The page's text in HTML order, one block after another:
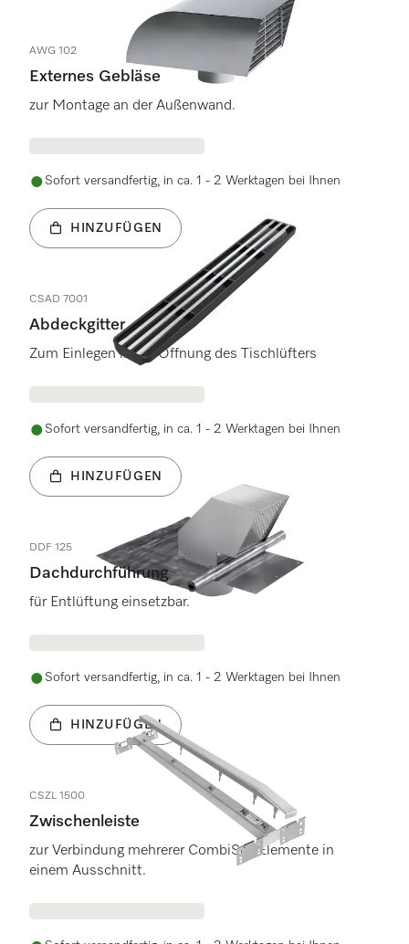
AWG 102
Externes Gebläse
zur Montage an der Außenwand.
Sofort versandfertig, in ca. 1 - 2 Werktagen bei Ihnen
HINZUFÜGEN
CSAD 7001
Abdeckgitter
Zum Einlegen in die Öffnung des Tischlüfters
Sofort versandfertig, in ca. 1 - 2 Werktagen bei Ihnen
HINZUFÜGEN
DDF 125
Dachdurchführung
für Entlüftung einsetzbar.
Sofort versandfertig, in ca. 1 - 2 Werktagen bei Ihnen
HINZUFÜGEN
CSZL 1500
Zwischenleiste
zur Verbindung mehrerer CombiSet-Elemente in
einem Ausschnitt.